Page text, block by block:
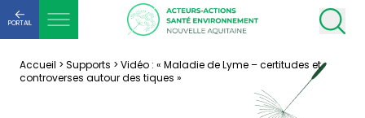
PORTAIL
Accueil > Supports > Vidéo : « Maladie de Lyme – certitudes et
controverses autour des tiques »